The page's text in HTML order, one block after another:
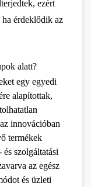
ezért
ha érdeklődik az
alatt?
egy egyedi
alapítottak,
innovációban
termékek
szolgáltatási
az egész
és üzleti